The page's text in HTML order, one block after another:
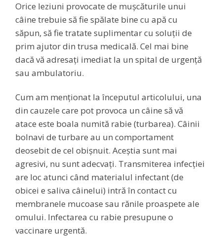
Orice leziuni provocate de mușcăturile unui
câine trebuie să fie spălate bine cu apă cu
săpun, să fie tratate suplimentar cu soluții de
prim ajutor din trusa medicală. Cel mai bine
dacă vă adresați imediat la un spital de urgență
sau ambulatoriu.
Cum am menționat la începutul articolului, una
din cauzele care pot provoca un câine să vă
atace este boala numită rabie (turbarea). Câinii
bolnavi de turbare au un comportament
deosebit de cel obișnuit. Aceștia sunt mai
agresivi, nu sunt adecvați. Transmiterea infecției
are loc atunci când materialul infectant (de
obicei e saliva câinelui) intră în contact cu
membranele mucoase sau rănile proaspete ale
omului. Infectarea cu rabie presupune o
vaccinare urgentă.